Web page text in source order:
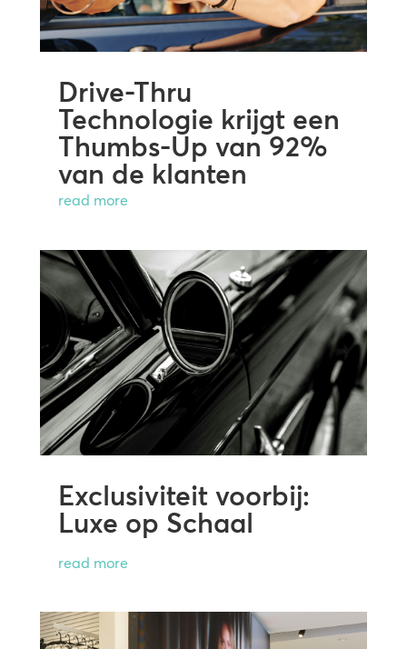
Drive-Thru
Technologie krijgt een
Thumbs-Up van 92%
van de klanten
read more
Exclusiviteit voorbij:
Luxe op Schaal
read more